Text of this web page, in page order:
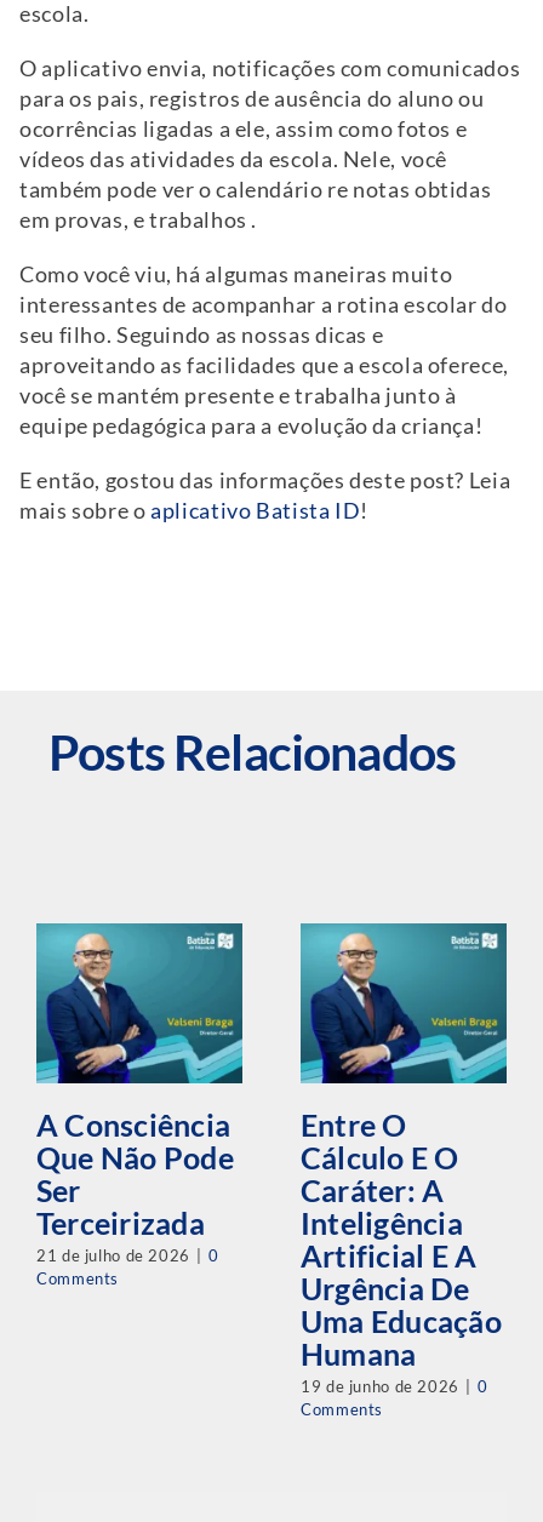
escola.
O aplicativo envia, notificações com comunicados
para os pais, registros de ausência do aluno ou
ocorrências ligadas a ele, assim como fotos e
vídeos das atividades da escola. Nele, você
também pode ver o calendário re notas obtidas
em provas, e trabalhos .
Como você viu, há algumas maneiras muito
interessantes de acompanhar a rotina escolar do
seu filho. Seguindo as nossas dicas e
aproveitando as facilidades que a escola oferece,
você se mantém presente e trabalha junto à
equipe pedagógica para a evolução da criança!
E então, gostou das informações deste post? Leia
mais sobre oaplicativo Batista ID!
Posts Relacionados
A Consciência
Que Não Pode
Ser
Terceirizada
21 de julho de 2026 | 0
Comments
Entre O
Cálculo E O
Caráter: A
Inteligência
Artificial E A
Urgência De
Uma Educação
Humana
19 de junho de 2026 | 0
Comments